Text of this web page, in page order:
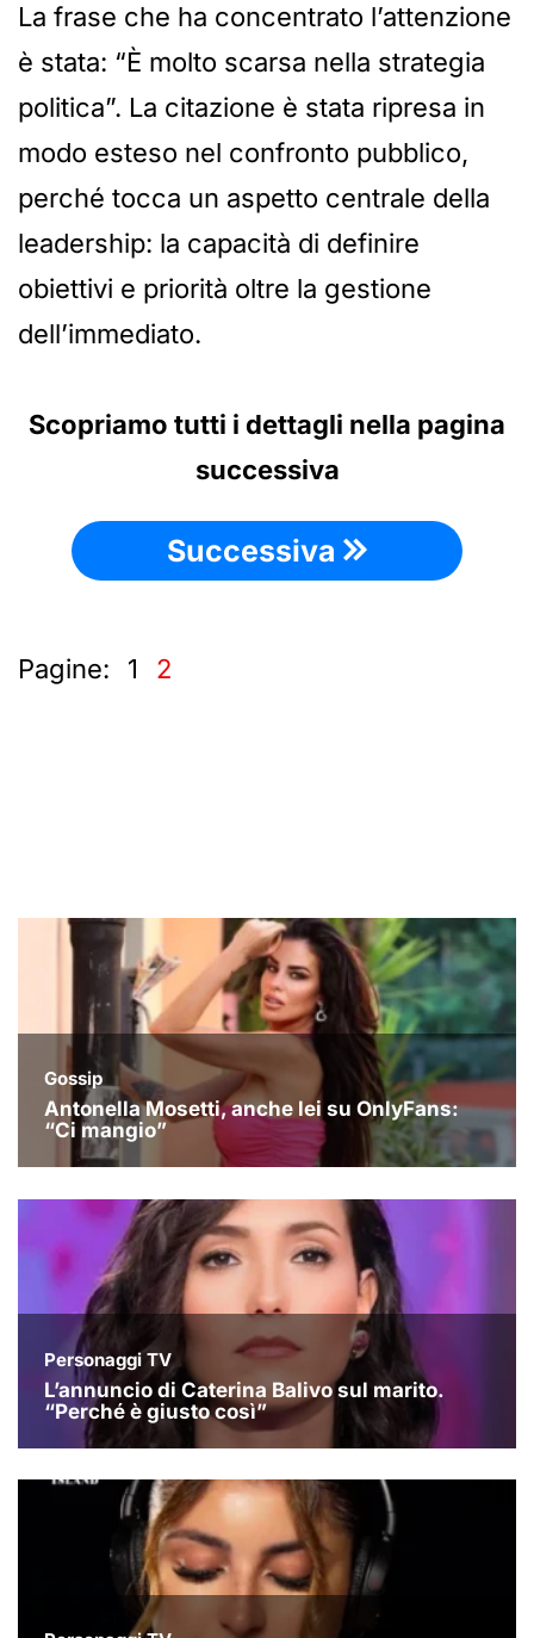
La frase che ha concentrato l’attenzione
è stata: “È molto scarsa nella strategia
politica”. La citazione è stata ripresa in
modo esteso nel confronto pubblico,
perché tocca un aspetto centrale della
leadership: la capacità di definire
obiettivi e priorità oltre la gestione
dell’immediato.
Scopriamo tutti i dettagli nella pagina
successiva
Successiva
Pagine: 1 2